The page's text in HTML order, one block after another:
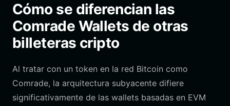
Cómo se diferencian las
Comrade Wallets de otras
billeteras cripto
Al tratar con un token en la red Bitcoin como
Comrade, la arquitectura subyacente difiere
significativamente de las wallets basadas en EVM